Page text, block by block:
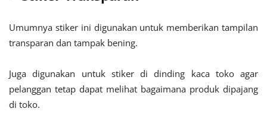
Umumnya stiker ini digunakan untuk memberikan tampilan
transparan dan tampak bening.
Juga digunakan untuk stiker di dinding kaca toko agar
pelanggan tetap dapat melihat bagaimana produk dipajang
di toko.